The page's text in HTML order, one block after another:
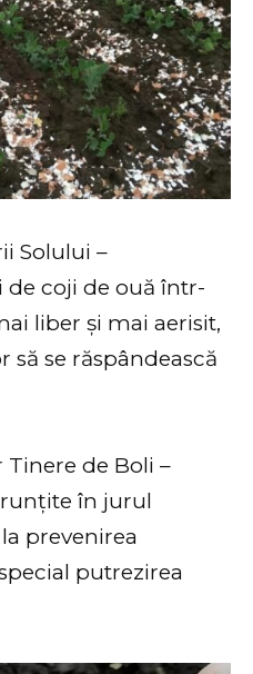
Solului –
de coji de ouă într-
liber și mai aerisit,
se răspândească
Tinere de Boli –
în jurul
prevenirea
putrezirea